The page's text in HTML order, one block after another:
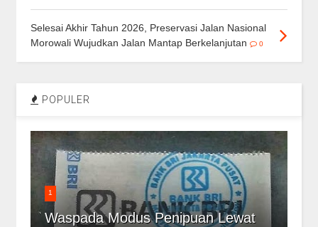
Selesai Akhir Tahun 2026, Preservasi Jalan Nasional
Morowali Wujudkan Jalan Mantap Berkelanjutan
0
POPULER
1
Waspada Modus Penipuan Lewat